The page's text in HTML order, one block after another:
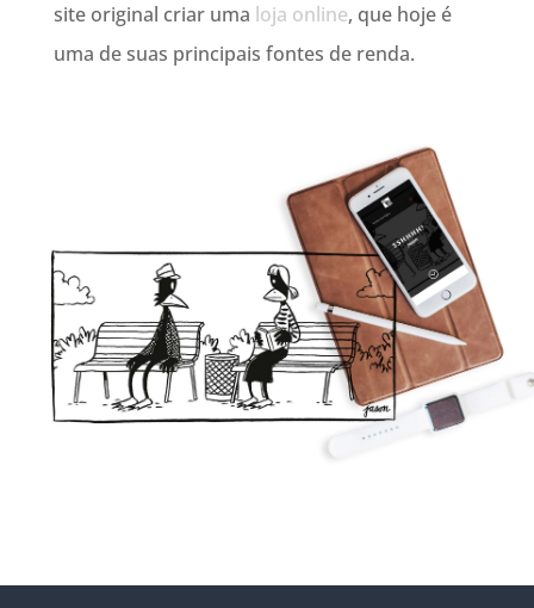
site original criar uma loja online, que hoje é
uma de suas principais fontes de renda.